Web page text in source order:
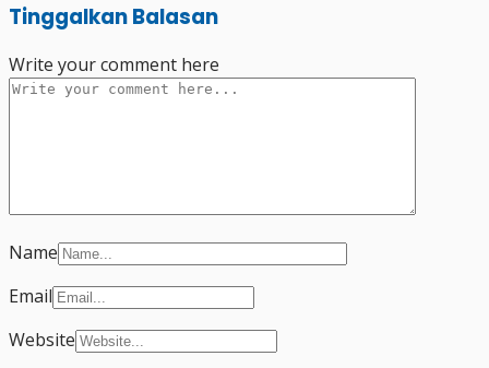
Tinggalkan Balasan
Write your comment here
Name
Email
Website